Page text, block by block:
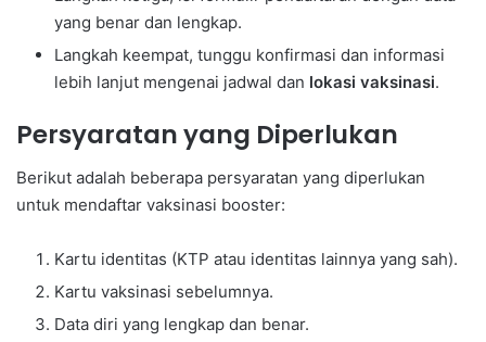
yang benar dan lengkap.
Langkah keempat, tunggu konfirmasi dan informasi
lebih lanjut mengenai jadwal dan lokasi vaksinasi.
Persyaratan yang Diperlukan
Berikut adalah beberapa persyaratan yang diperlukan
untuk mendaftar vaksinasi booster:
Kartu identitas (KTP atau identitas lainnya yang sah).
Kartu vaksinasi sebelumnya.
Data diri yang lengkap dan benar.